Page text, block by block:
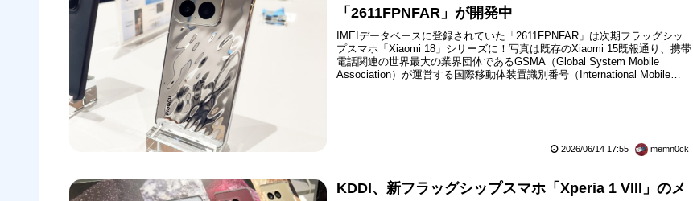
「2611FPNFAR」が開発中
IMEIデータベースに登録されていた「2611FPNFAR」は次期フラッグシッ
プスマホ「Xiaomi 18」シリーズに！写真は既存のXiaomi 15既報通り、携帯
電話関連の世界最大の業界団体であるGSMA（Global System Mobile
Association）が運営する国際移動体装置識別番号（International Mobile
2026/06/14 17:55 memn0ck
KDDI、新フラッグシップスマホ「Xperia 1 VIII」のメ